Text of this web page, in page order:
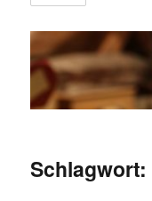
Schlagwort: